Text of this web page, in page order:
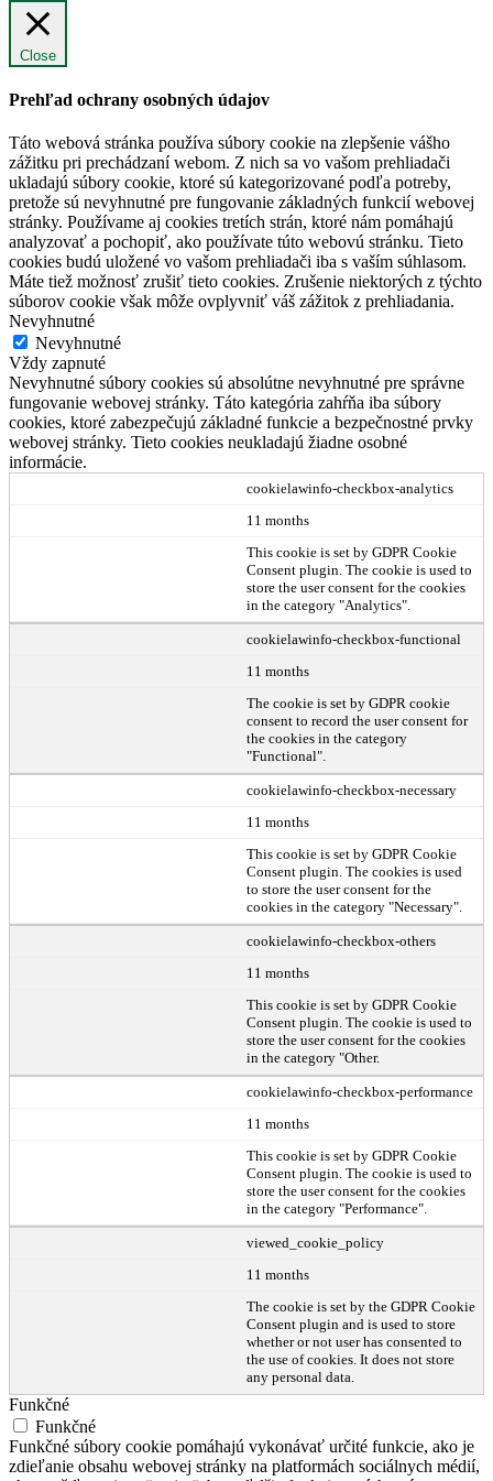
Close
Prehľad ochrany osobných údajov
Táto webová stránka používa súbory cookie na zlepšenie vášho
zážitku pri prechádzaní webom. Z nich sa vo vašom prehliadači
ukladajú súbory cookie, ktoré sú kategorizované podľa potreby,
pretože sú nevyhnutné pre fungovanie základných funkcií webovej
stránky. Používame aj cookies tretích strán, ktoré nám pomáhajú
analyzovať a pochopiť, ako používate túto webovú stránku. Tieto
cookies budú uložené vo vašom prehliadači iba s vaším súhlasom.
Máte tiež možnosť zrušiť tieto cookies. Zrušenie niektorých z týchto
súborov cookie však môže ovplyvniť váš zážitok z prehliadania.
Nevyhnutné
Nevyhnutné
Vždy zapnuté
Nevyhnutné súbory cookies sú absolútne nevyhnutné pre správne
fungovanie webovej stránky. Táto kategória zahŕňa iba súbory
cookies, ktoré zabezpečujú základné funkcie a bezpečnostné prvky
webovej stránky. Tieto cookies neukladajú žiadne osobné
informácie.
cookielawinfo-checkbox-analytics
11 months
This cookie is set by GDPR Cookie
Consent plugin. The cookie is used to
store the user consent for the cookies
in the category "Analytics".
cookielawinfo-checkbox-functional
11 months
The cookie is set by GDPR cookie
consent to record the user consent for
the cookies in the category
"Functional".
cookielawinfo-checkbox-necessary
11 months
This cookie is set by GDPR Cookie
Consent plugin. The cookies is used
to store the user consent for the
cookies in the category "Necessary".
cookielawinfo-checkbox-others
11 months
This cookie is set by GDPR Cookie
Consent plugin. The cookie is used to
store the user consent for the cookies
in the category "Other.
cookielawinfo-checkbox-performance
11 months
This cookie is set by GDPR Cookie
Consent plugin. The cookie is used to
store the user consent for the cookies
in the category "Performance".
viewed_cookie_policy
11 months
The cookie is set by the GDPR Cookie
Consent plugin and is used to store
whether or not user has consented to
the use of cookies. It does not store
any personal data.
Funkčné
Funkčné
Funkčné súbory cookie pomáhajú vykonávať určité funkcie, ako je
zdieľanie obsahu webovej stránky na platformách sociálnych médií,